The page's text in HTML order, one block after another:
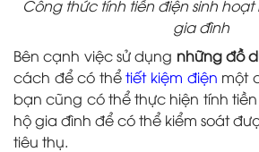
Công thức tính tiền điện sinh
gia đình
Bên cạnh việc sử dụng những đồ
cách để có thểtiết kiệm điện một
bạn cũng có thể thực hiện tính
hộ gia đình để có thể kiểm soát
tiêu thụ.